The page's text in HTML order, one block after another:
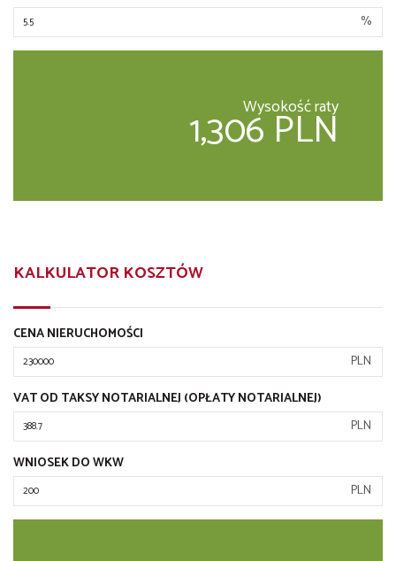
%
Wysokość raty
1,306 PLN
KALKULATOR KOSZTÓW
CENA NIERUCHOMOŚCI
PLN
VAT OD TAKSY NOTARIALNEJ (OPŁATY NOTARIALNEJ)
PLN
WNIOSEK DO WKW
PLN